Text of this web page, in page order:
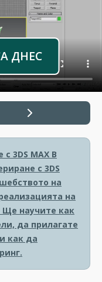
ДНЕС
3DS MAX В
с 3DS
на
на
научите как
да прилагате
как да